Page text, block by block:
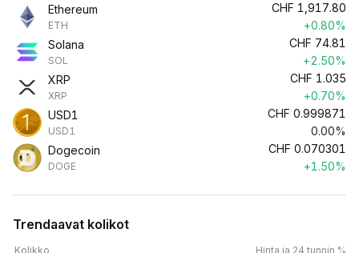
Ethereum
ETH
CHF 1,917.80
+0.80%
Solana
SOL
CHF 74.81
+2.50%
XRP
XRP
CHF 1.035
+0.70%
USD1
USD1
CHF 0.999871
0.00%
Dogecoin
DOGE
CHF 0.070301
+1.50%
Trendaavat kolikot
Kolikko Hinta ja 24 tunnin %